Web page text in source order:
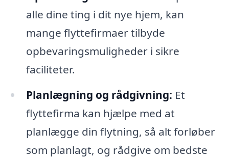
alle dine ting i dit nye hjem, kan
mange flyttefirmaer tilbyde
opbevaringsmuligheder i sikre
faciliteter.
Planlægning og rådgivning: Et
flyttefirma kan hjælpe med at
planlægge din flytning, så alt forløber
som planlagt, og rådgive om bedste